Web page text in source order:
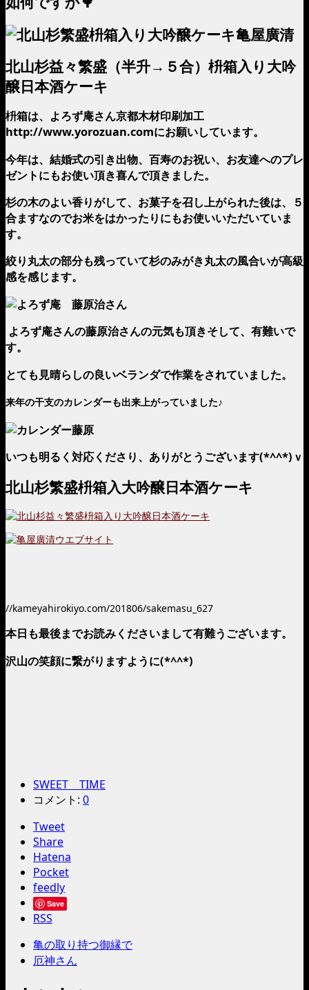
北山杉益々繁盛（半升→５合）枡箱入り大吟
醸日本酒ケーキ
枡箱は、よろず庵さん京都木材印刷加工
http://www.yorozuan.comにお願いしています。
今年は、結婚式の引き出物、百寿のお祝い、お友達へのプレ
ゼントにもお使い頂き喜んで頂きました。
杉の木のよい香りがして、お菓子を召し上がられた後は、５
合ますなのでお米をはかったりにもお使いいただいていま
す。
絞り丸太の部分も残っていて杉のみがき丸太の風合いが高級
感を感じます。
よろず庵さんの藤原治さんの元気も頂きそして、有難いで
す。
とても見晴らしの良いベランダで作業をされていました。
来年の干支のカレンダーも出来上がっていました♪
いつも明るく対応くださり、ありがとうございます(*^^*)ｖ
北山杉繁盛枡箱入大吟醸日本酒ケーキ
//kameyahirokiyo.com/201806/sakemasu_627
本日も最後までお読みくださいまして有難うございます。
沢山の笑顔に繋がりますように(*^^*)
SWEET TIME
コメント: 0
Tweet
Share
Hatena
Pocket
feedly
Save
RSS
亀の取り持つ御縁で
厄神さん